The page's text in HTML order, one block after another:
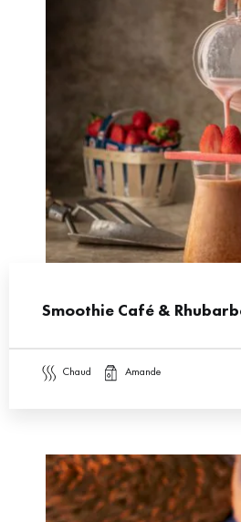
Smoothie Café &
chaud amande